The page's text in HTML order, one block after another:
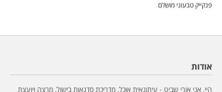
פנקייק טבעוני מושלם
אודות
היי, אני אורי שביט - עיתונאית אוכל, מדריכת סדנאות בישול, מרצה ויועצת